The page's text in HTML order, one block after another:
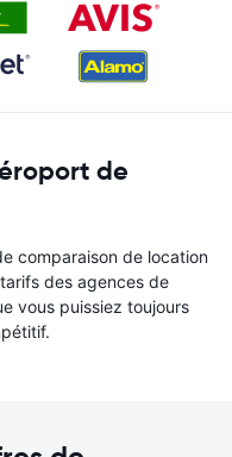
de
comparaison de location
des agences de
vous puissiez toujours